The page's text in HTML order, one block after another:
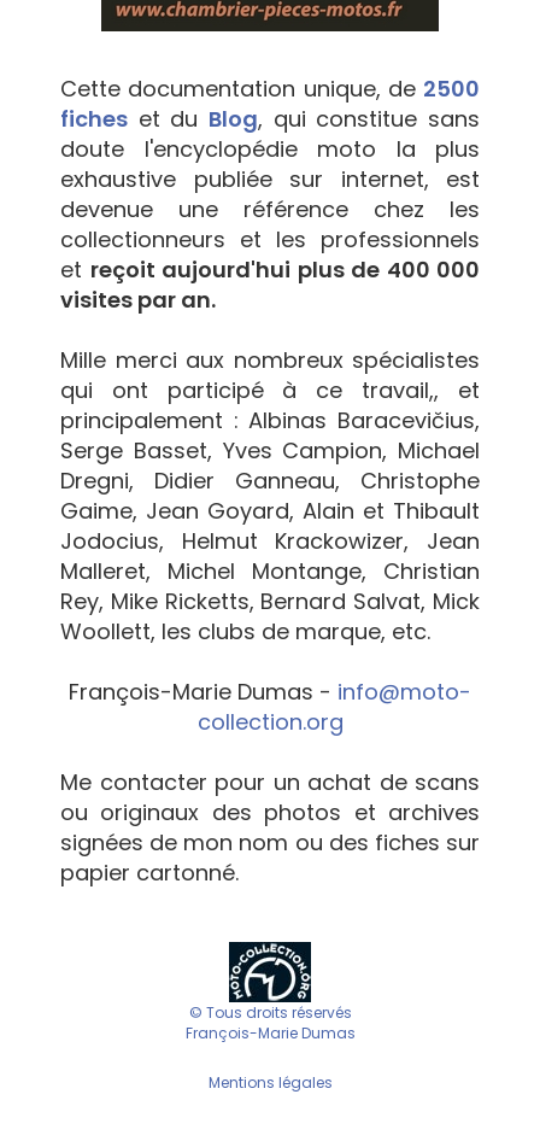
Cette documentation unique, de 2500
fiches et du Blog, qui constitue sans
doute l'encyclopédie moto la plus
exhaustive publiée sur internet, est
devenue une référence chez les
collectionneurs et les professionnels
et reçoit aujourd'hui plus de 400 000
visites par an.
Mille merci aux nombreux spécialistes
qui ont participé à ce travail,, et
principalement : Albinas Baracevičius,
Serge Basset, Yves Campion, Michael
Dregni, Didier Ganneau, Christophe
Gaime, Jean Goyard, Alain et Thibault
Jodocius, Helmut Krackowizer, Jean
Malleret, Michel Montange, Christian
Rey, Mike Ricketts, Bernard Salvat, Mick
Woollett, les clubs de marque, etc.
François-Marie Dumas - info@moto-
collection.org
Me contacter pour un achat de scans
ou originaux des photos et archives
signées de mon nom ou des fiches sur
papier cartonné.
© Tous droits réservés
François-Marie Dumas
Mentions légales